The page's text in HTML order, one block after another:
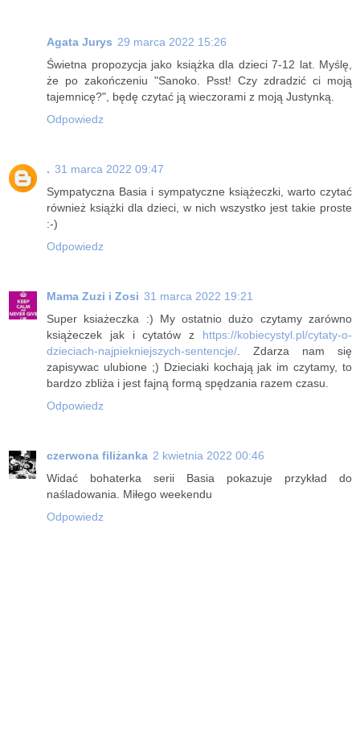
Agata Jurys 29 marca 2022 15:26
Świetna propozycja jako książka dla dzieci 7-12 lat. Myślę,
że po zakończeniu "Sanoko. Psst! Czy zdradzić ci moją
tajemnicę?", będę czytać ją wieczorami z moją Justynką.
Odpowiedz
. 31 marca 2022 09:47
Sympatyczna Basia i sympatyczne książeczki, warto czytać
również książki dla dzieci, w nich wszystko jest takie proste
:-)
Odpowiedz
Mama Zuzi i Zosi 31 marca 2022 19:21
Super ksiażeczka :) My ostatnio dużo czytamy zarówno
książeczek jak i cytatów z https://kobiecystyl.pl/cytaty-o-
dzieciach-najpiekniejszych-sentencje/ . Zdarza nam się
zapisywac ulubione ;) Dzieciaki kochają jak im czytamy, to
bardzo zbliża i jest fajną formą spędzania razem czasu.
Odpowiedz
czerwona filiżanka 2 kwietnia 2022 00:46
Widać bohaterka serii Basia pokazuje przykład do
naśladowania. Miłego weekendu
Odpowiedz